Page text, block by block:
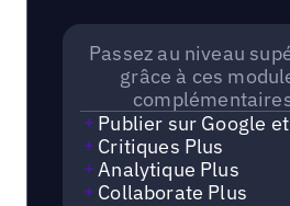
Passez au niveau
grâce à ces
Publier sur Google
Critiques Plus
Analytique Plus
Collaborate Plus